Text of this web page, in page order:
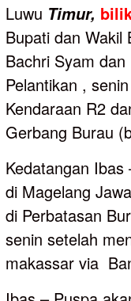
Luwu Timur,
Bupati dan Wakil
Bachri Syam
Pelantikan ,
Kendaraan R2
Gerbang Burau
Kedatangan
di Magelang
di Perbatasan
senin setelah
makassar via